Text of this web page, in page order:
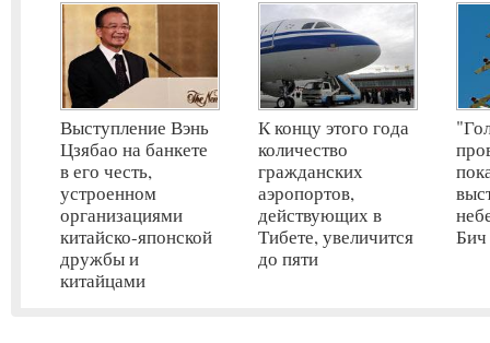
Выступление Вэнь
Цзябао на банкете
в его честь,
устроенном
организациями
китайско-японской
дружбы и
китайцами
К концу этого года
количество
гражданских
аэропортов,
действующих в
Тибете, увеличится
до пяти
Бич